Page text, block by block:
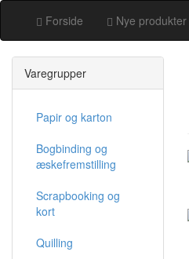
Forside Nye produkter
Varegrupper
Papir og karton
Bogbinding og
æskefremstilling
Scrapbooking og
kort
Quilling